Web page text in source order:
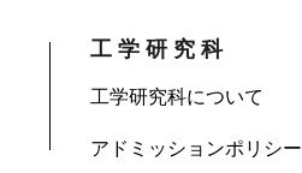
工学研究科
工学研究科について
アドミッションポリシー